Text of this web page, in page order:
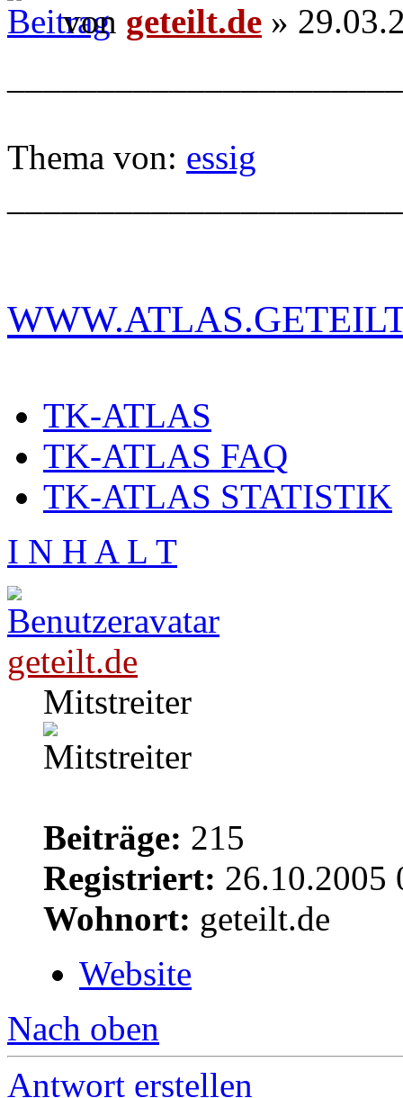
von geteilt.de »
Thema von: essig
TK-ATLAS
TK-ATLAS FAQ
TK-ATLAS STATISTIK
I N H A L T
geteilt.de
Mitstreiter
Beiträge: 215
Registriert: 26.10.2005
Wohnort: geteilt.de
Website
Nach oben
Antwort erstellen